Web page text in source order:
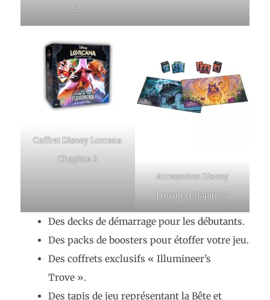
2
Coffret Disney Lorcana
Chapitre 2
Accessoires Disney
Lorcana Chapitre 2
Des decks de démarrage pour les débutants.
Des packs de boosters pour étoffer votre jeu.
Des coffrets exclusifs « Illumineer’s
Trove ».
Des tapis de jeu représentant la Bête et